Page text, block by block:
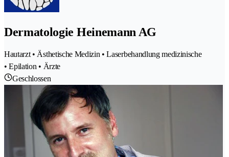
Dermatologie Heinemann AG
Hautarzt • Ästhetische Medizin • Laserbehandlung medizinische
• Epilation • Ärzte
Geschlossen